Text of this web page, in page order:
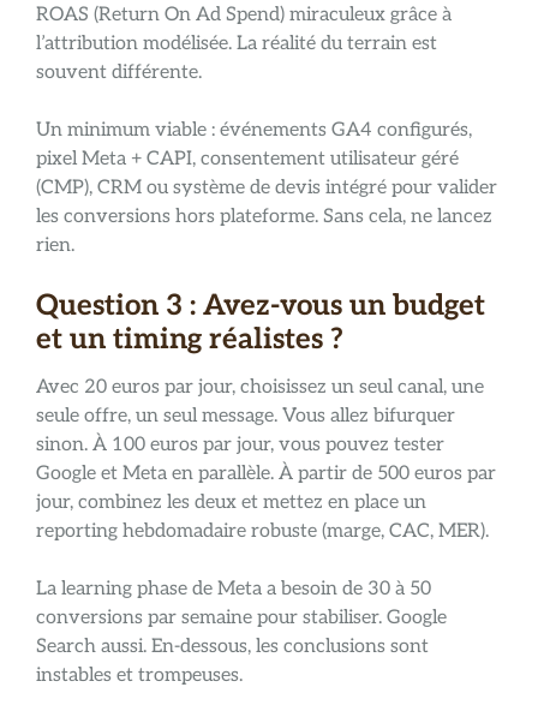
ROAS (Return On Ad Spend) miraculeux grâce à
l’attribution modélisée. La réalité du terrain est
souvent différente.
Un minimum viable : événements GA4 configurés,
pixel Meta + CAPI, consentement utilisateur géré
(CMP), CRM ou système de devis intégré pour valider
les conversions hors plateforme. Sans cela, ne lancez
rien.
Question 3 : Avez-vous un budget
et un timing réalistes ?
Avec 20 euros par jour, choisissez un seul canal, une
seule offre, un seul message. Vous allez bifurquer
sinon. À 100 euros par jour, vous pouvez tester
Google et Meta en parallèle. À partir de 500 euros par
jour, combinez les deux et mettez en place un
reporting hebdomadaire robuste (marge, CAC, MER).
La learning phase de Meta a besoin de 30 à 50
conversions par semaine pour stabiliser. Google
Search aussi. En-dessous, les conclusions sont
instables et trompeuses.